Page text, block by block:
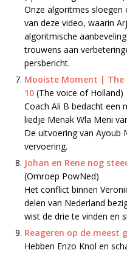
Onze algoritmes sloegen
van deze video, waarin
algoritmische
trouwens aan
persbericht.
Mooiste Moment | The
10 (The voice of Holland)
Coach Ali B bedacht een
liedje Menak Wla Meni
De uitvoering van Ayoub
vervoering.
Johan en Rene nog
(Omroep PowNed)
Het conflict binnen
delen van Nederland
wist de drie te vinden en
Reageren op de meest
Hebben Enzo Knol en